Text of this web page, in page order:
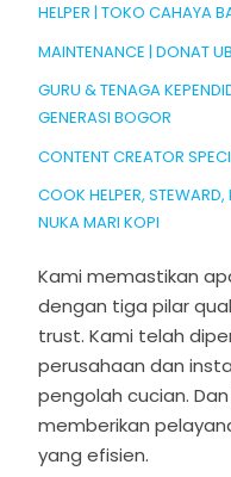
HELPER | TOKO CAHAYA
MAINTENANCE | DONAT
GURU & TENAGA
GENERASI BOGOR
CONTENT CREATOR
COOK HELPER,
NUKA MARI KOPI
Kami memastikan
dengan tiga pilar
trust.Kami telah
perusahaan dan
pengolah cucian.
memberikan
yang efisien.